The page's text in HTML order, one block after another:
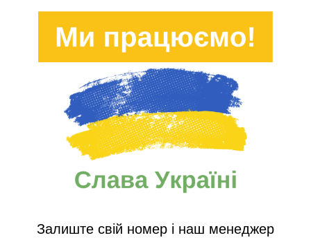
2.Глибоке вибивання пилу
4.Видалення плям
5.Нейтралізація запаху
6.Ополіскувач
7.Вакуумне висушивання
8.Додаткове підсушування потужним феном
Залиште свій номер і наш менеджер